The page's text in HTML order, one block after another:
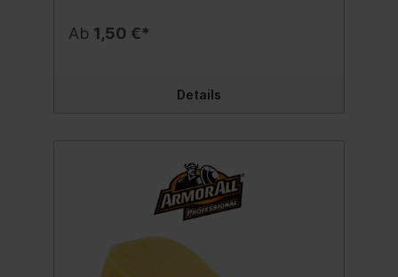
Ab 1,50 €*
Details